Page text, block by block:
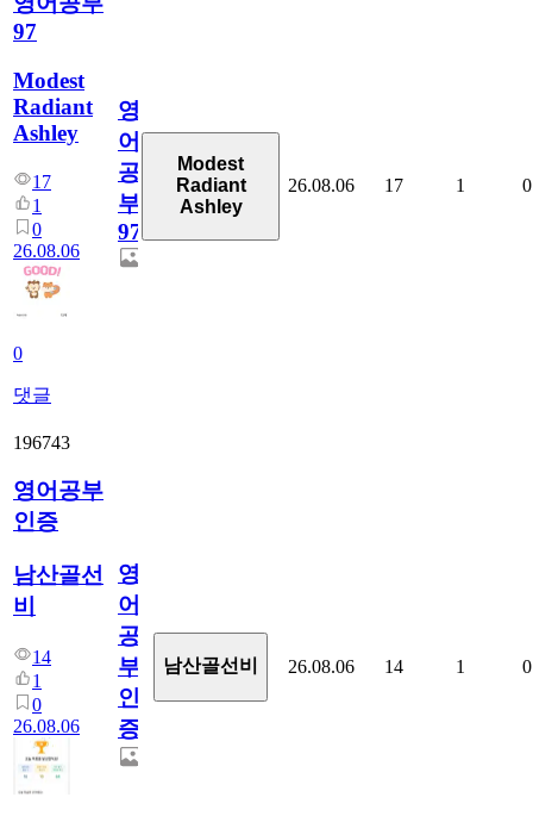
97
Modest
Radiant
Ashley
17
1
0
26.08.06
0
댓글
영
어
공
부
97
Modest
Radiant
Ashley
26.08.06 17 1 0
196743
영어공부
인증
남산골선
비
14
1
0
26.08.06
영
어
공
부
인
증
남산골선비 26.08.06 14 1 0